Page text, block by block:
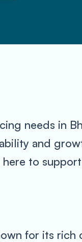
needs in
and
here to
for its rich